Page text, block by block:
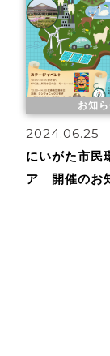
お知
2024.06.25
にいがた市民
ア 開催のお